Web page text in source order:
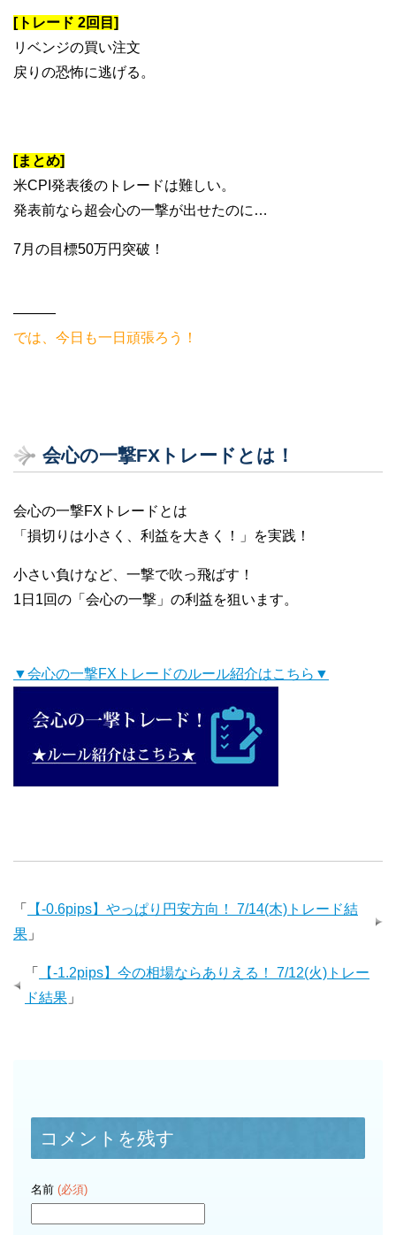
[トレード 2回目]
リベンジの買い注文
戻りの恐怖に逃げる。
[まとめ]
米CPI発表後のトレードは難しい。
発表前なら超会心の一撃が出せたのに…
7月の目標50万円突破！
———
では、今日も一日頑張ろう！
会心の一撃FXトレードとは！
会心の一撃FXトレードとは
「損切りは小さく、利益を大きく！」を実践！
小さい負けなど、一撃で吹っ飛ばす！
1日1回の「会心の一撃」の利益を狙います。
▼会心の一撃FXトレードのルール紹介はこちら▼
「
【-0.6pips】やっぱり円安方向！ 7/14(木)トレード結
果 」
「
【-1.2pips】今の相場ならありえる！ 7/12(火)トレー
ド結果 」
コメントを残す
名前 (必須)